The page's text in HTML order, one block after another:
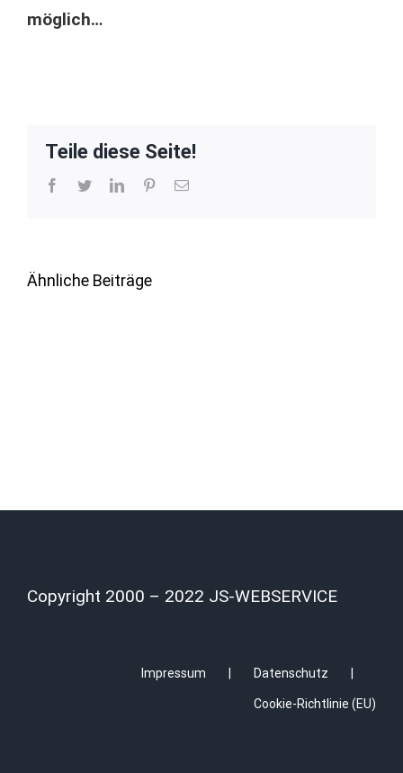
möglich…
Teile diese Seite!
Facebook
TwitterLinkedInPinterest
E-
Ähnliche Beiträge
Copyright 2000 – 2022 JS-WEBSERVICE
Impressum Datenschutz
Cookie-Richtlinie (EU)